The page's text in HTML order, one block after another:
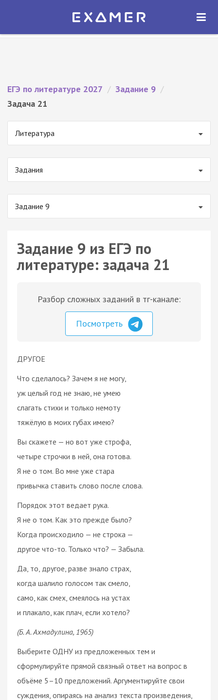
Экзамер — ЕГЭ 2027
ОТКРЫТЬ
ЕГЭ по литературе 2027 / Задание 9 /
Задача 21
Литература
Задания
Задание 9
Задание 9 из ЕГЭ по
литературе: задача 21
Разбор сложных заданий в тг-канале:
Посмотреть
ДРУГОЕ
Что сделалось? Зачем я не могу,
уж целый год не знаю, не умею
слагать стихи и только немоту
тяжёлую в моих губах имею?
Вы скажете — но вот уже строфа,
четыре строчки в ней, она готова.
Я не о том. Во мне уже стара
привычка ставить слово после слова.
Порядок этот ведает рука.
Я не о том. Как это прежде было?
Когда происходило — не строка —
другое что-то. Только что? — Забыла.
Да, то, другое, разве знало страх,
когда шалило голосом так смело,
само, как смех, смеялось на устах
и плакало, как плач, если хотело?
(Б. А. Ахмадулина, 1965)
Выберите ОДНУ из предложенных тем и
сформулируйте прямой связный ответ на вопрос в
объёме 5–10 предложений. Аргументируйте свои
суждения, опираясь на анализ текста произведения,